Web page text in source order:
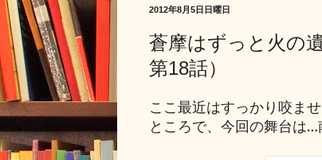
2012年8月5日日曜日
蒼摩はずっと火の
第18話）
ここ最近はすっかり咬ま
ところで、今回の舞台は…